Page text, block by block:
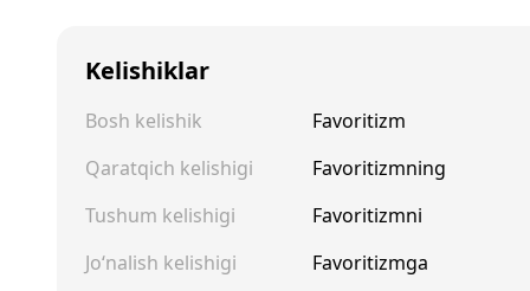
Kelishiklar
Bosh kelishik
Favoritizm
Qaratqich kelishigi
Favoritizmning
Tushum kelishigi
Favoritizmni
Jo‘nalish kelishigi
Favoritizmga